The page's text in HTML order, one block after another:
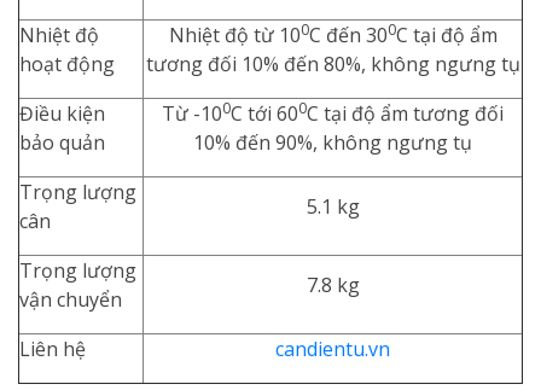
Nhiệt độ
hoạt động
Nhiệt độ từ 100C đến 300C tại độ ẩm
tương đối 10% đến 80%, không ngưng tụ
Điều kiện
bảo quản
Từ -100C tới 600C tại độ ẩm tương đối
10% đến 90%, không ngưng tụ
Trọng lượng
cân
5.1 kg
Trọng lượng
vận chuyển
7.8 kg
Liên hệ candientu.vn